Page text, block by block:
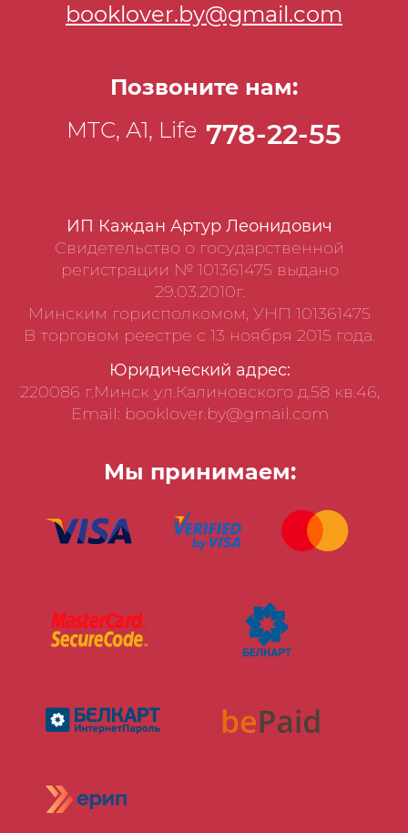
ИП Каждан Артур Леонидович
Свидетельство о государственной
регистрации № 101361475 выдано
29.03.2010г.
Минским горисполкомом, УНП 101361475
В торговом реестре с 13 ноября 2015 года.
Юридический адрес:
220086 г.Минск ул.Калиновского д.58 кв.46,
Email: booklover.by@gmail.com
Мы принимаем:
booklover.by@gmail.com
Позвоните нам:
МТС, А1, Life 778-22-55